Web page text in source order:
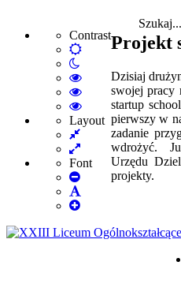
Contrast
Default
mode
High
Contrast
Black
White
High
Contrast
Black
Yellow
High
Contrast
Yellow
mode
Layout
Fixed
layout
Wide
layout
Font
Set
Font
Set
Font
Szukaj...
Projekt
Dzisiaj
swojej pracy
startup
pierwszy w
zadanie
wdrożyć.
Urzędu
projekty.